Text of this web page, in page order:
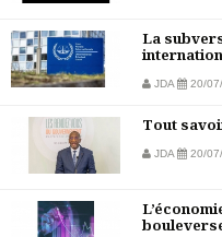
La
JDA 20/
Tout
JDA 20/